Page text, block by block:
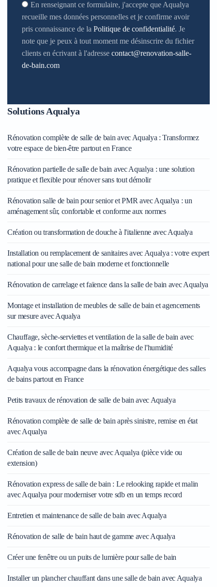
En renseignant ce formulaire, j'accepte que Aqualya
recueille mes données personnelles et je confirme avoir
pris connaissance de la Politique de confidentialité. Je
note que je peux à tout moment me désinscrire du fichier
clients en écrivant à l'adresse contact@renovation-salle-
de-bain.com
Solutions Aqualya
Rénovation complète de salle de bain avec Aqualya : Transformez
votre espace de bien-être partout en France
Rénovation partielle de salle de bain avec Aqualya : une solution
pratique et flexible pour rénover sans tout démolir
Rénovation salle de bain pour senior et PMR avec Aqualya : un
aménagement sûr, confortable et conforme aux normes
Création ou transformation de douche à l'italienne avec Aqualya
Installation ou remplacement de sanitaires avec Aqualya : votre expert
national pour une salle de bain moderne et fonctionnelle
Rénovation de carrelage et faïence dans la salle de bain avec Aqualya
Montage et installation de meubles de salle de bain et agencements
sur mesure avec Aqualya
Chauffage, sèche-serviettes et ventilation de la salle de bain avec
Aqualya : le confort thermique et la maîtrise de l'humidité
Aqualya vous accompagne dans la rénovation énergétique des salles
de bains partout en France
Petits travaux de rénovation de salle de bain avec Aqualya
Rénovation complète de salle de bain après sinistre, remise en état
avec Aqualya
Création de salle de bain neuve avec Aqualya (pièce vide ou
extension)
Rénovation express de salle de bain : Le relooking rapide et malin
avec Aqualya pour moderniser votre sdb en un temps record
Entretien et maintenance de salle de bain avec Aqualya
Rénovation de salle de bain haut de gamme avec Aqualya
Créer une fenêtre ou un puits de lumière pour salle de bain
Installer un plancher chauffant dans une salle de bain avec Aqualya